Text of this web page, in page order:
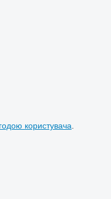
користувача